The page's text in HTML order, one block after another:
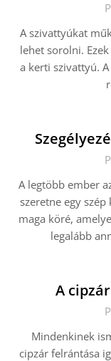
A szivattyúkat
lehet sorolni.
a kerti szivattyú.
A legtöbb ember
szeretne egy
maga köré,
legalább
A
Mindenkinek
cipzár felrántása